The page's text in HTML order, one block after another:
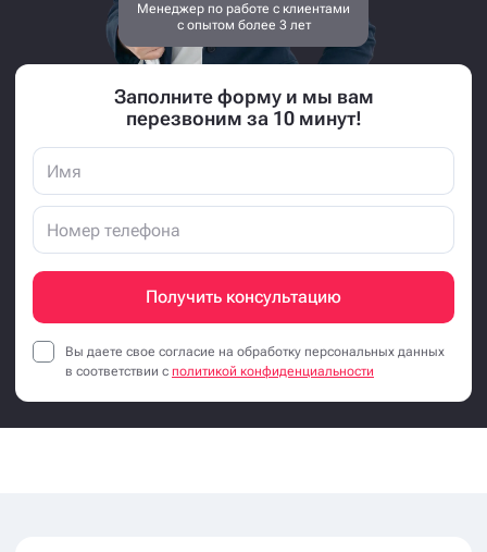
Менеджер по работе с клиентами
с опытом более 3 лет
Заполните форму и мы вам
перезвоним за 10 минут!
Получить консультацию
Вы даете свое согласие на обработку персональных данных
в соответствии с политикой конфиденциальности